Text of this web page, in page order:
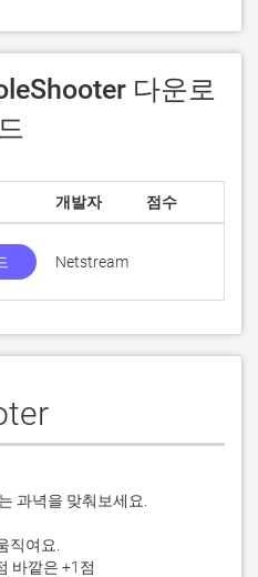
개발자 점수
Netstream
과녁을 맞춰보세요.
직여요.
바깥은 +1점